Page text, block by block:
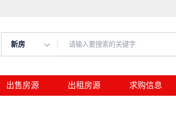
新房
出售房源 出租房源 求购信息